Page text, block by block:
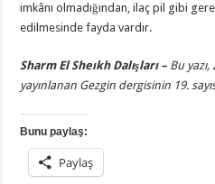
imkânı olmadığından, ilaç pil gibi
edilmesinde fayda vardır.
Sharm El Sheıkh Dalışları – Bu yazı,
yayınlanan Gezgin dergisinin 19.
Bunu paylaş:
Paylaş